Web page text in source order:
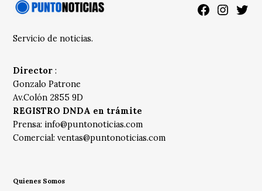
Facebook
Servicio de noticias.
Director :
Gonzalo Patrone
Av.Colón 2855 9D
REGISTRO DNDA en trámite
Prensa: info@puntonoticias.com
Comercial:ventas@puntonoticias.com
Quienes Somos